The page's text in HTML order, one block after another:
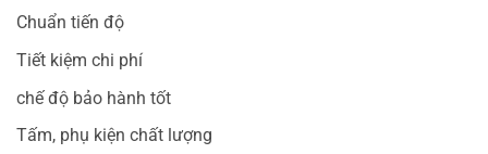
Chuẩn tiến độ
Tiết kiệm chi phí
chế độ bảo hành tốt
Tấm, phụ kiện chất lượng